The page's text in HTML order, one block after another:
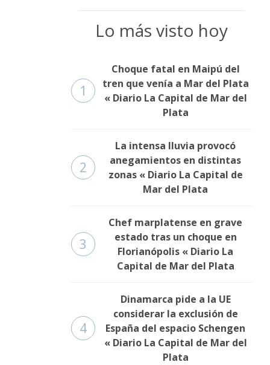
Lo más visto hoy
1
Choque fatal en Maipú del
tren que venía a Mar del Plata
« Diario La Capital de Mar del
Plata
2
La intensa lluvia provocó
anegamientos en distintas
zonas « Diario La Capital de
Mar del Plata
3
Chef marplatense en grave
estado tras un choque en
Florianópolis « Diario La
Capital de Mar del Plata
4
Dinamarca pide a la UE
considerar la exclusión de
España del espacio Schengen
« Diario La Capital de Mar del
Plata